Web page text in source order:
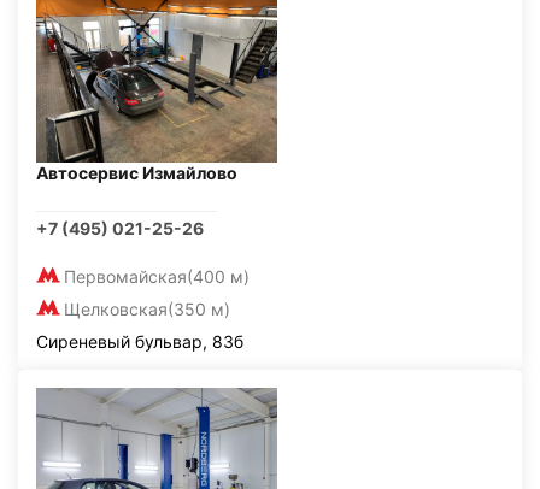
Автосервис Измайлово
+7 (495) 021-25-26
Первомайская(400 м)
Щелковская(350 м)
Сиреневый бульвар, 83б